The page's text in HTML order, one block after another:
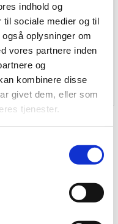
indhold og
til sociale medier og til
oplysninger om
vores partnere inden
og
kombinere disse
givet dem, eller som
tjenester.